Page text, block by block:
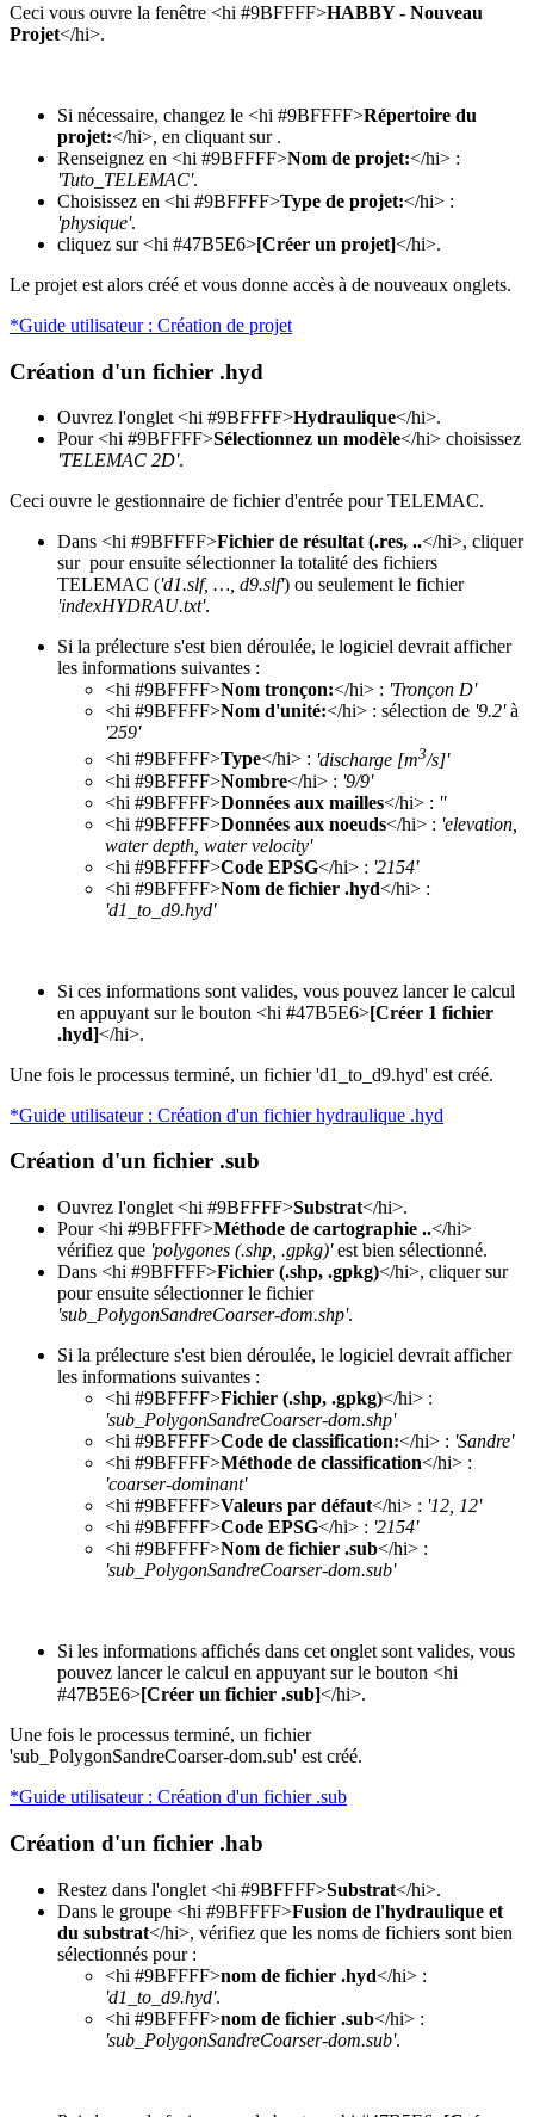
Ceci vous ouvre la fenêtre <hi #9BFFFF>HABBY - Nouveau
Projet</hi>.
Si nécessaire, changez le <hi #9BFFFF>Répertoire du
projet:</hi>, en cliquant sur .
Renseignez en <hi #9BFFFF>Nom de projet:</hi> :
'Tuto_TELEMAC'.
Choisissez en <hi #9BFFFF>Type de projet:</hi> :
'physique'.
cliquez sur <hi #47B5E6>[Créer un projet]</hi>.
Le projet est alors créé et vous donne accès à de nouveaux onglets.
*Guide utilisateur : Création de projet
Création d'un fichier .hyd
Ouvrez l'onglet <hi #9BFFFF>Hydraulique</hi>.
Pour <hi #9BFFFF>Sélectionnez un modèle</hi> choisissez
'TELEMAC 2D'.
Ceci ouvre le gestionnaire de fichier d'entrée pour TELEMAC.
Dans <hi #9BFFFF>Fichier de résultat (.res, ..</hi>, cliquer
sur pour ensuite sélectionner la totalité des fichiers
TELEMAC ('d1.slf, …, d9.slf') ou seulement le fichier
'indexHYDRAU.txt'.
Si la prélecture s'est bien déroulée, le logiciel devrait afficher
les informations suivantes :
<hi #9BFFFF>Nom tronçon:</hi> : 'Tronçon D'
<hi #9BFFFF>Nom d'unité:</hi> : sélection de '9.2'à
'259'
<hi #9BFFFF>Type</hi> : 'discharge [m3/s]'
<hi #9BFFFF>Nombre</hi> : '9/9'
<hi #9BFFFF>Données aux mailles</hi> : ''
<hi #9BFFFF>Données aux noeuds</hi> : 'elevation,
water depth, water velocity'
<hi #9BFFFF>Code EPSG</hi> : '2154'
<hi #9BFFFF>Nom de fichier .hyd</hi> :
'd1_to_d9.hyd'
Si ces informations sont valides, vous pouvez lancer le calcul
en appuyant sur le bouton <hi #47B5E6>[Créer 1 fichier
.hyd]</hi>.
Une fois le processus terminé, un fichier 'd1_to_d9.hyd' est créé.
*Guide utilisateur : Création d'un fichier hydraulique .hyd
Création d'un fichier .sub
Ouvrez l'onglet <hi #9BFFFF>Substrat</hi>.
Pour <hi #9BFFFF>Méthode de cartographie ..</hi>
vérifiez que 'polygones (.shp, .gpkg)'est bien sélectionné.
Dans <hi #9BFFFF>Fichier (.shp, .gpkg)</hi>, cliquer sur
pour ensuite sélectionner le fichier
'sub_PolygonSandreCoarser-dom.shp'.
Si la prélecture s'est bien déroulée, le logiciel devrait afficher
les informations suivantes :
<hi #9BFFFF>Fichier (.shp, .gpkg)</hi> :
'sub_PolygonSandreCoarser-dom.shp'
<hi #9BFFFF>Code de classification:</hi> : 'Sandre'
<hi #9BFFFF>Méthode de classification</hi> :
'coarser-dominant'
<hi #9BFFFF>Valeurs par défaut</hi> : '12, 12'
<hi #9BFFFF>Code EPSG</hi> : '2154'
<hi #9BFFFF>Nom de fichier .sub</hi> :
'sub_PolygonSandreCoarser-dom.sub'
Si les informations affichés dans cet onglet sont valides, vous
pouvez lancer le calcul en appuyant sur le bouton <hi
#47B5E6>[Créer un fichier .sub]</hi>.
Une fois le processus terminé, un fichier
'sub_PolygonSandreCoarser-dom.sub' est créé.
*Guide utilisateur : Création d'un fichier .sub
Création d'un fichier .hab
Restez dans l'onglet <hi #9BFFFF>Substrat</hi>.
Dans le groupe <hi #9BFFFF>Fusion de l'hydraulique et
du substrat</hi>, vérifiez que les noms de fichiers sont bien
sélectionnés pour :
<hi #9BFFFF>nom de fichier .hyd</hi> :
'd1_to_d9.hyd'.
<hi #9BFFFF>nom de fichier .sub</hi> :
'sub_PolygonSandreCoarser-dom.sub'.